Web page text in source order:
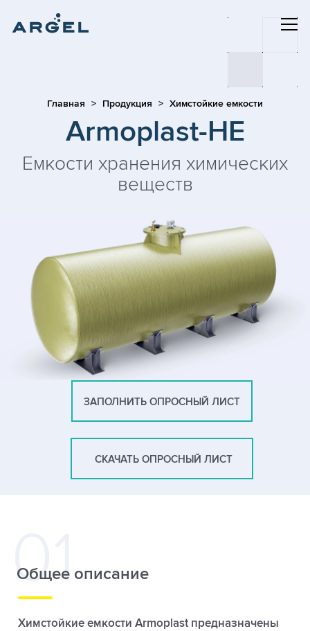
Главная Продукция Химстойкие емкости
Armoplast-HE
Емкости хранения химических
веществ
ЗАПОЛНИТЬ ОПРОСНЫЙ ЛИСТ
СКАЧАТЬ ОПРОСНЫЙ ЛИСТ
Общее описание
Химстойкие емкости Armoplast предназначены